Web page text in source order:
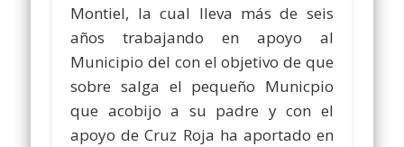
Montiel, la cual lleva más de seis
años trabajando en apoyo al
Municipio del con el objetivo de que
sobre salga el pequeño Municpio
que acobijo a su padre y con el
apoyo de Cruz Roja ha aportado en